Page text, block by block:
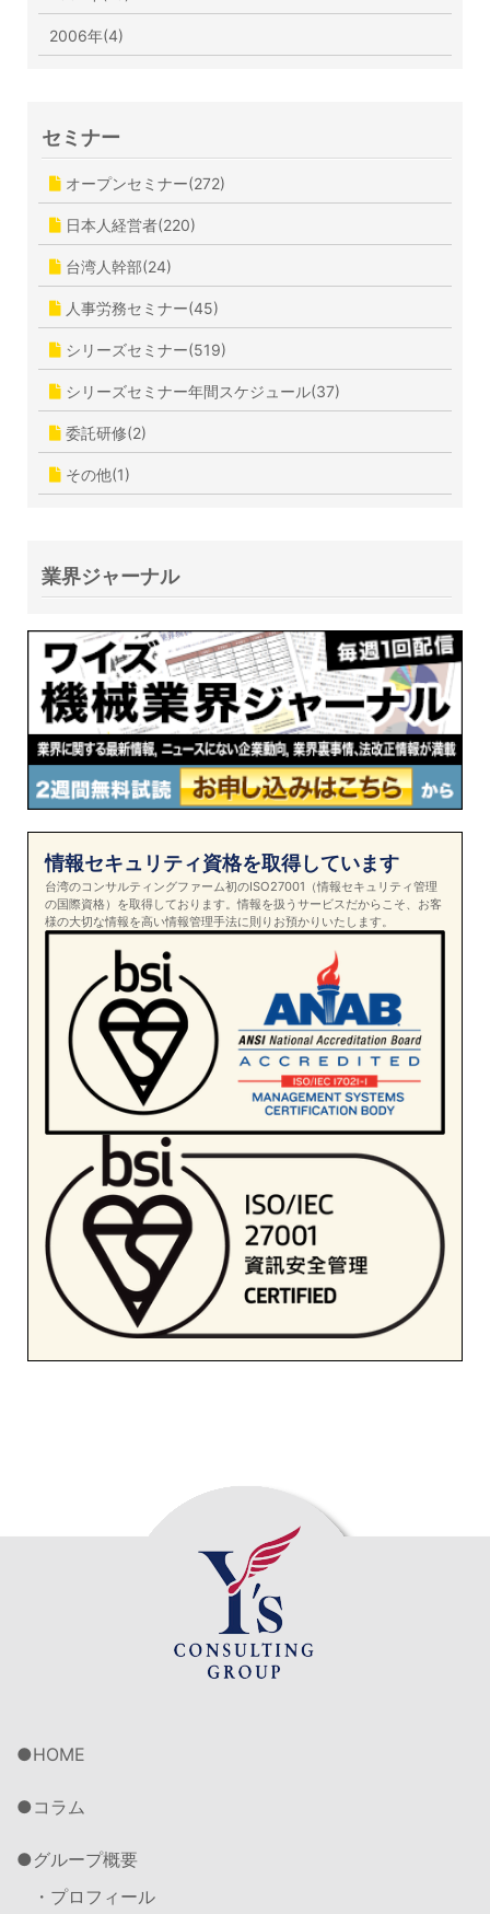
2006年(4)
セミナー
オープンセミナー(272)
日本人経営者(220)
台湾人幹部(24)
人事労務セミナー(45)
シリーズセミナー(519)
シリーズセミナー年間スケジュール(37)
委託研修(2)
その他(1)
業界ジャーナル
情報セキュリティ資格を取得しています
台湾のコンサルティングファーム初のISO27001（情報セキュリティ管理
の国際資格）を取得しております。情報を扱うサービスだからこそ、お客
様の大切な情報を高い情報管理手法に則りお預かりいたします。
HOME
コラム
グループ概要
・プロフィール